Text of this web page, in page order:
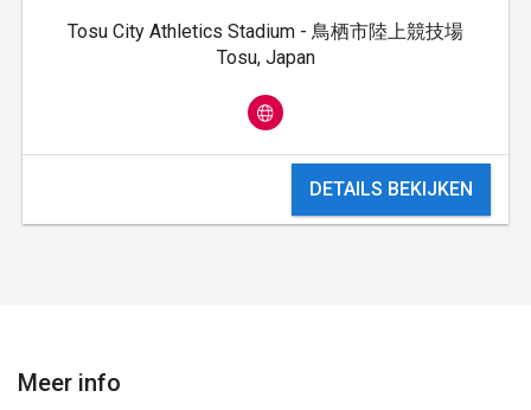
Tosu City Athletics Stadium - 鳥栖市陸上競技場
Tosu, Japan
DETAILS BEKIJKEN
Meer info